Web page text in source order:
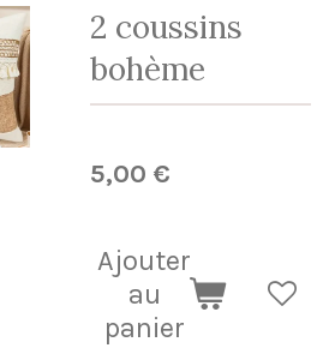
2 coussins
bohème
5,00 €
Ajouter
au
panier